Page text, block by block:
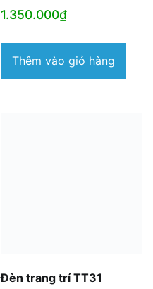
1.350.000₫
Thêm vào giỏ hàng
Đèn trang trí TT31